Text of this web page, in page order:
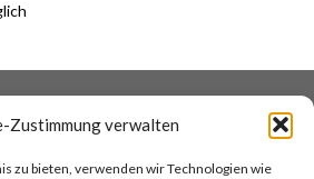
Zustimmung verwalten
zu bieten, verwenden wir Technologien wie
COOKIES
COCINA ARGENTINA